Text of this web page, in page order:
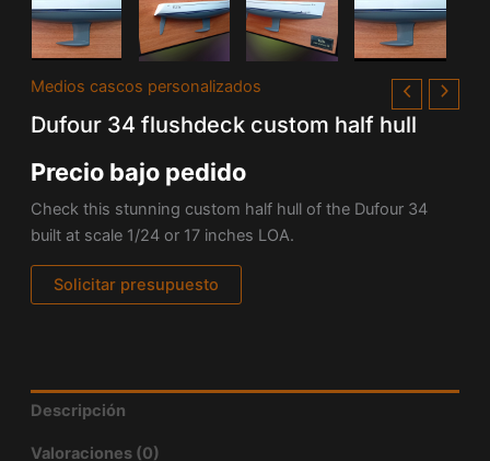
Medios cascos personalizados
Dufour 34 flushdeck custom half hull
Precio bajo pedido
Check this stunning custom half hull of the Dufour 34
built at scale 1/24 or 17 inches LOA.
Solicitar presupuesto
Descripción
Valoraciones (0)